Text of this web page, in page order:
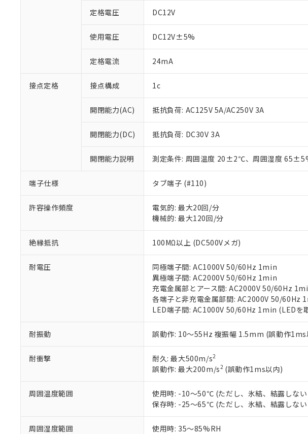
定格電圧 DC12V
使用電圧 DC12V±5%
定格電流 24mA
接点定格 接点構成 1c
開閉能力(AC) 抵抗負荷: AC125V 5A/AC250V 3A
開閉能力(DC) 抵抗負荷: DC30V 3A
開閉能力説明 測定条件: 周囲温度 20±2℃、周囲湿度
端子仕様 タブ端子 (#110)
許容操作頻度
電気的: 最大20回/分
機械的: 最大120回/分
絶縁抵抗 100MΩ以上 (DC500Vメガ)
耐電圧
同極端子間: AC1000V 50/60Hz 1min
異極端子間: AC2000V 50/60Hz 1min
充電金属部とアース間: AC2000V 50/60Hz
各端子と非充電金属部間: AC2000V 50/60Hz
LED端子間: AC1000V 50/60Hz 1min (LEDを
耐振動 誤動作: 10～55Hz 複振幅 1.5mm (誤動作1ms
耐衝撃 耐久: 最大500m/s2
誤動作: 最大200m/s2(誤動作1ms以内)
周囲温度範囲
使用時: -10～50℃ (ただし、氷結、結露しな
保存時: -25～65℃ (ただし、氷結、結露しな
周囲湿度範囲 使用時: 35～85%RH
ご利用条件
本サービスは、当社制御機器事業取
くものです。
当社制御機器事業取扱商品の中には
在庫状況および標準価格照会結果は
のであり、閲覧された時点での実際
い。
正式な納期状況および標準価格はお
当社販売員にご相談ください。
オムロン制御機器販売店や当社販売拠
在庫状況および標準価格結果を当社
マイパーツ機能（部品リスト作成サ
ている必要があります。
お客様が当ウェブサイト上で当社に
が、当社の製品・サービスに関する
さい。
※当社の共同利用者とは、"個人情報
いる法人を指します。
※1 対応状況
対応予定：EU RoHS指令（10物質）の非
対応予定なし：EU RoHS指令（10物質）
調査・確認中：EU RoHS指令（10物質）
非該当品：ライセンス料など無形物で、有
仕入先様の事情により、非含有部品として
があります。
*EU RoHS指令（10物質）：
鉛(Pb) 1000ppm以下、 水銀(Hg) 1000ppm以下、 カド
ル（DBP） 1000ppm以下、フタル酸ジイソブチル
但し、RoHS指令で産業用監視および制御機器に対する
フタル酸エステル類の４物質については閾値を超える
※2 対応予定月
部品在庫の切り替え状況などにより、予定
※3 非含有証明書ダウンロード
下記の非含有証明書をダウンロードするこ
EU RoHS指令（10物質）の非含有証明書
51物質の非含有証明書（当社基準）
※本証明書は発行日時点で非含有を証明す
また、RoHS指令のフタル酸エステル類４
「○」：最大均質材料含有率が中国RoHS
「×」：最大均質材料含有率が中国RoHS
「－」：未確認です。当社販売部門へお問
*中国RoHS10物質の基準値 (GB/T26572)：
Pb(鉛) :1000ppm、 Hg(水銀) : 1000ppm、 Cd(カドミウ
Cr(Ⅵ)(六価クロム) : 1000ppm、 PBBs(ポリ臭化ビフェ
DBP(フタル酸ジブチル) : 1000ppm、 DIBP(フタル酸
DEHP(フタル酸ビス(2-エチルヘキシル)) : 1000ppm
※2 環境保護使用期限
「ｅ」：有害物質（10物質）のすべてが基
「10」：通常の使用状況下において有害
「－」：未確認です。当社販売部門へお問
当社は、これら貴社製品のうち、外
う）を輸出または国外への提供する
などの必要な手続きをとります。
当社は規制貨物を破棄する場合は、
ます。
当社は貴社製品を、核兵器、ミサイ
置等に一切使用いたしません。
当社は、貴社製品を第三者に販売す
また当社は、販売先および販売に係
たしません。
号
○ 一定数以上の在庫あり
△ 一定数には満たないが在庫あり
－
在庫なし(最新の在庫状況につい
機器販売店・当社販売員にご確
空
白
受注生産機種、また在庫状況の